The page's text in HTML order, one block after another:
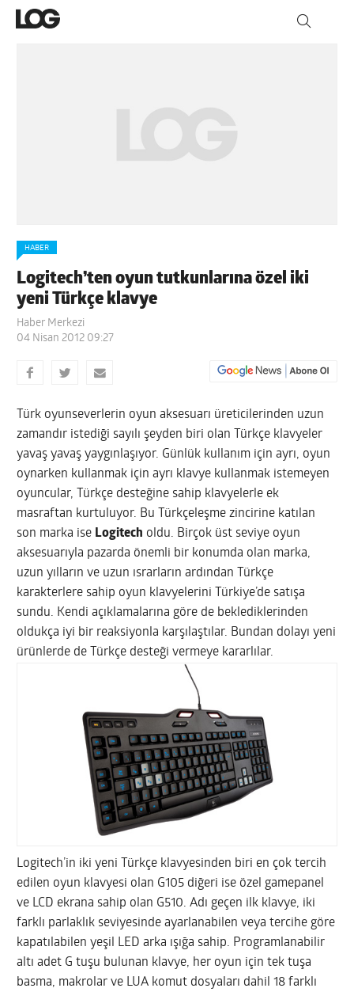
HABER
Logitech’ten oyun tutkunlarına özel iki
yeni Türkçe klavye
Haber Merkezi
04 Nisan 2012 09:27
Türk oyunseverlerin oyun aksesuarı üreticilerinden uzun
zamandır istediği sayılı şeyden biri olan Türkçe klavyeler
yavaş yavaş yaygınlaşıyor. Günlük kullanım için ayrı, oyun
oynarken kullanmak için ayrı klavye kullanmak istemeyen
oyuncular, Türkçe desteğine sahip klavyelerle ek
masraftan kurtuluyor. Bu Türkçeleşme zincirine katılan
son marka ise Logitech oldu. Birçok üst seviye oyun
aksesuarıyla pazarda önemli bir konumda olan marka,
uzun yılların ve uzun ısrarların ardından Türkçe
karakterlere sahip oyun klavyelerini Türkiye’de satışa
sundu. Kendi açıklamalarına göre de beklediklerinden
oldukça iyi bir reaksiyonla karşılaştılar. Bundan dolayı yeni
ürünlerde de Türkçe desteği vermeye kararlılar.
Logitech’in iki yeni Türkçe klavyesinden biri en çok tercih
edilen oyun klavyesi olan G105 diğeri ise özel gamepanel
ve LCD ekrana sahip olan G510. Adı geçen ilk klavye, iki
farklı parlaklık seviyesinde ayarlanabilen veya tercihe göre
kapatılabilen yeşil LED arka ışığa sahip. Programlanabilir
altı adet G tuşu bulunan klavye, her oyun için tek tuşa
basma, makrolar ve LUA komut dosyaları dahil 18 farklı